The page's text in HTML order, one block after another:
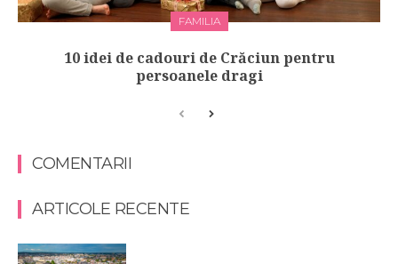
FAMILIA
10 idei de cadouri de Crăciun pentru
persoanele dragi
COMENTARII
ARTICOLE RECENTE